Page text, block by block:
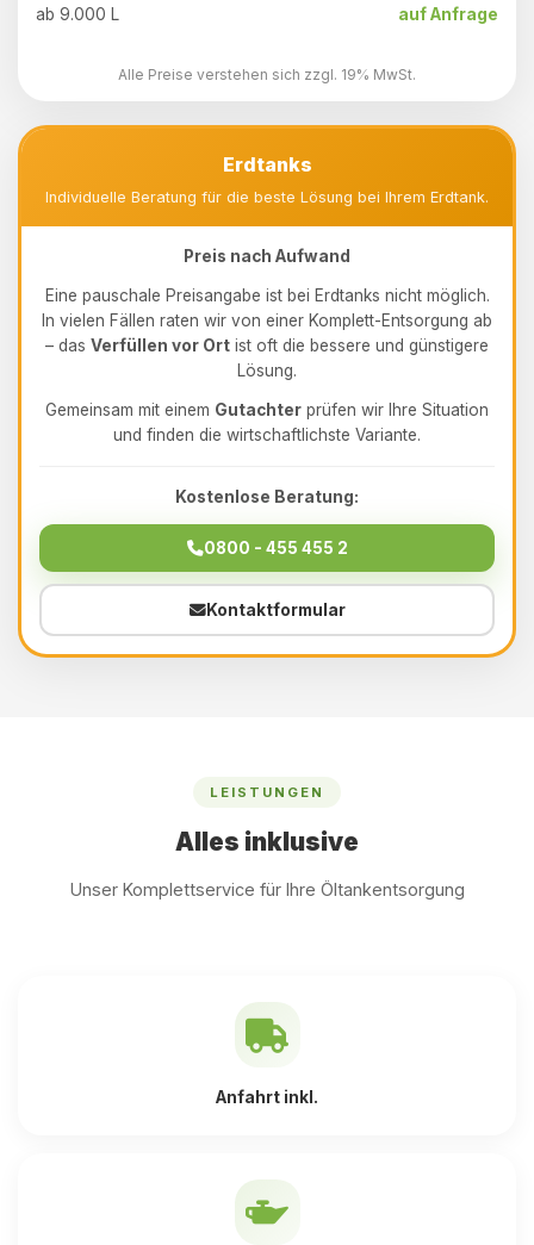
ab 9.000 L auf Anfrage
Alle Preise verstehen sich zzgl. 19% MwSt.
Erdtanks
Individuelle Beratung für die beste Lösung bei Ihrem Erdtank.
Preis nach Aufwand
Eine pauschale Preisangabe ist bei Erdtanks nicht möglich.
In vielen Fällen raten wir von einer Komplett-Entsorgung ab
– das Verfüllen vor Ort ist oft die bessere und günstigere
Lösung.
Gemeinsam mit einem Gutachter prüfen wir Ihre Situation
und finden die wirtschaftlichste Variante.
Kostenlose Beratung:
0800 - 455 455 2
Kontaktformular
LEISTUNGEN
Alles inklusive
Unser Komplettservice für Ihre Öltankentsorgung
Anfahrt inkl.